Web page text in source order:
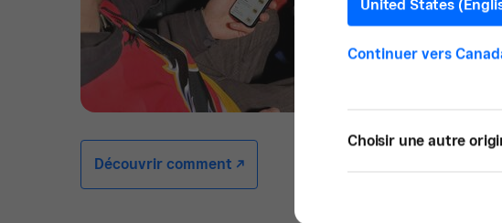
Découvrir comment -/^
les
United States
Continuer vers
Choisir une autre